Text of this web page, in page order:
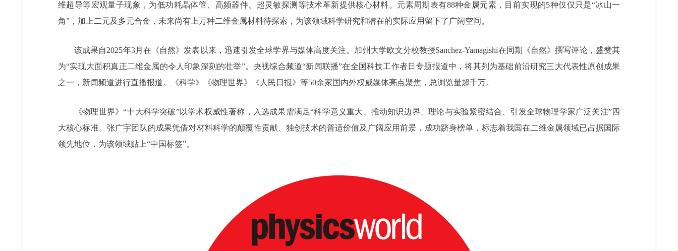
维超导等宏观量子现象，为低功耗晶体管、高频器件、超灵敏探测等技术革新提供核心材料。元素周期表有88种金属元素，目前实现的5种仅仅只是“冰山一
角”，加上二元及多元合金，未来尚有上万种二维金属材料待探索，为该领域科学研究和潜在的实际应用留下了广阔空间。
该成果自2025年3月在《自然》发表以来，迅速引发全球学界与媒体高度关注。加州大学欧文分校教授Sanchez-Yamagishi在同期《自然》撰写评论，盛赞其
为“实现大面积真正二维金属的令人印象深刻的壮举”。央视综合频道“新闻联播”在全国科技工作者日专题报道中，将其列为基础前沿研究三大代表性原创成果
之一，新闻频道进行直播报道。《科学》《物理世界》《人民日报》等50余家国内外权威媒体亮点聚焦，总浏览量超千万。
《物理世界》“十大科学突破”以学术权威性著称，入选成果需满足“科学意义重大、推动知识边界、理论与实验紧密结合、引发全球物理学家广泛关注”四
大核心标准。张广宇团队的成果凭借对材料科学的颠覆性贡献、独创技术的普适价值及广阔应用前景，成功跻身榜单，标志着我国在二维金属领域已占据国际
领先地位，为该领域贴上“中国标签”。